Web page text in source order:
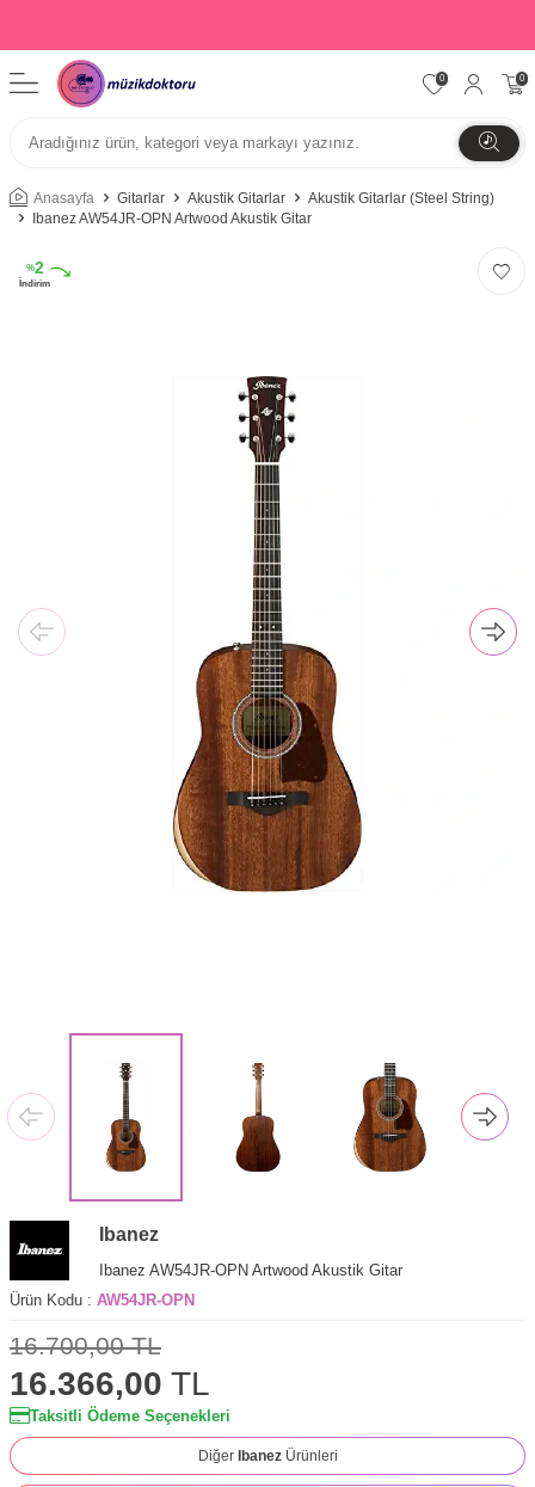
0 0
Anasayfa Gitarlar Akustik Gitarlar
Akustik Gitarlar (Steel String)
Ibanez AW54JR-OPN Artwood Akustik Gitar
%2
İndirim
Ibanez
Ibanez AW54JR-OPN Artwood Akustik Gitar
Ürün Kodu : AW54JR-OPN
16.700,00TL
16.366,00 TL
Taksitli Ödeme Seçenekleri
Diğer Ibanez Ürünleri